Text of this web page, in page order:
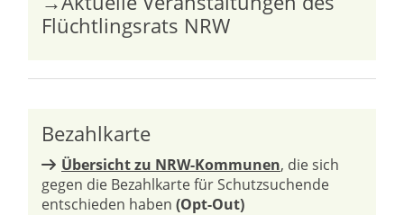
Flüchtlingsrats NRW
Bezahlkarte
Übersicht zu NRW-Kommunen, die sich
gegen die Bezahlkarte für Schutzsuchende
entschieden haben (Opt-Out)